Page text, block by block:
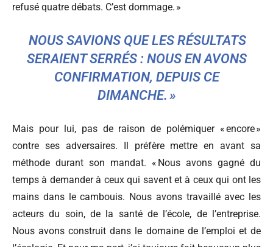
refusé quatre débats. C’est dommage. »
NOUS SAVIONS QUE LES RÉSULTATS
SERAIENT SERRÉS : NOUS EN AVONS
CONFIRMATION, DEPUIS CE
DIMANCHE. »
Mais pour lui, pas de raison de polémiquer « encore »
contre ses adversaires. Il préfère mettre en avant sa
méthode durant son mandat. « Nous avons gagné du
temps à demander à ceux qui savent et à ceux qui ont les
mains dans le cambouis. Nous avons travaillé avec les
acteurs du soin, de la santé de l’école, de l’entreprise.
Nous avons construit dans le domaine de l’emploi et de